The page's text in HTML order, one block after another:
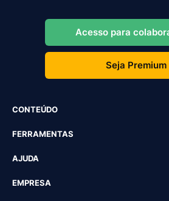
Acesso para
Seja Premium
CONTEÚDO
FERRAMENTAS
AJUDA
EMPRESA